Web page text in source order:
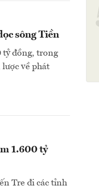
sông Tiền
tỷ đồng, trong
về phát
1.600 tỷ
Tre đi các tỉnh